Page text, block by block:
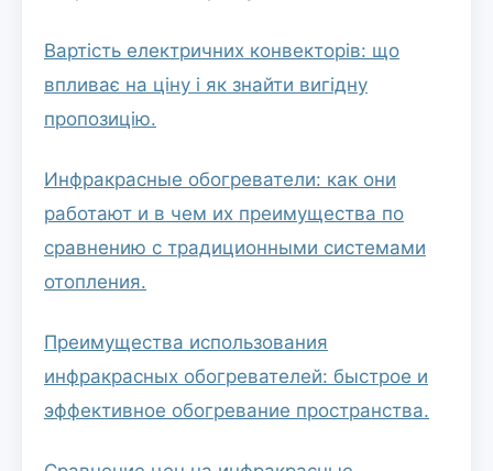
Вартість електричних конвекторів: що
впливає на ціну і як знайти вигідну
пропозицію.
Инфракрасные обогреватели: как они
работают и в чем их преимущества по
сравнению с традиционными системами
отопления.
Преимущества использования
инфракрасных обогревателей: быстрое и
эффективное обогревание пространства.